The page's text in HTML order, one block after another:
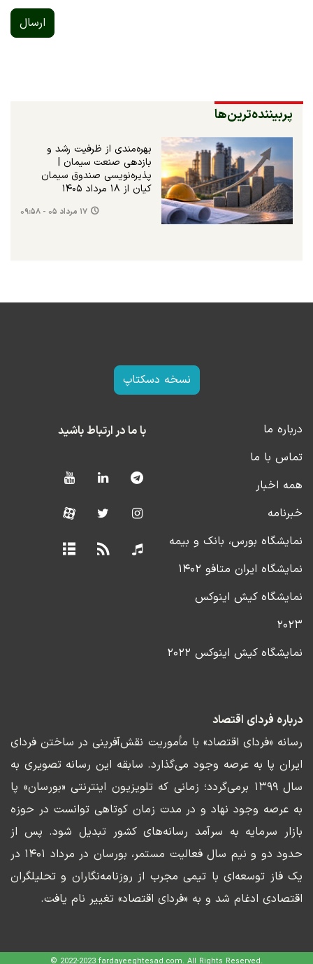
ارسال
پربیننده‌ترین‌ها
بهره‌مندی از ظرفیت رشد و
بازدهی صنعت سیمان |
پذیره‌نویسی صندوق سیمان
کیان از ۱۸ مرداد ۱۴۰۵
۱۷ مرداد ۰۵ - ۰۹:۵۸
نسخه دسکتاپ
درباره ما
تماس با ما
همه اخبار
خبرنامه
نمایشگاه بورس، بانک و بیمه
نمایشگاه ایران متافو ۱۴۰۲
نمایشگاه کیش اینوکس
۲۰۲۳
نمایشگاه کیش اینوکس ۲۰۲۲
با ما در ارتباط باشید
درباره فردای اقتصاد
رسانه «فردای اقتصاد» با مأموریت نقش‌آفرینی در ساختن فردای
ایران پا به عرصه وجود می‌گذارد. سابقه این رسانه تصویری به
سال ۱۳۹۹ برمی‌گردد؛ زمانی که تلویزیون اینترنتی «بورسان» پا
به عرصه وجود نهاد و در مدت زمان کوتاهی توانست در حوزه
بازار سرمایه به سرآمد رسانه‌های کشور تبدیل شود. پس از
حدود دو و نیم سال فعالیت مستمر، بورسان در مرداد ۱۴۰۱ در
یک فاز توسعه‌ای با تیمی مجرب از روزنامه‌نگاران و تحلیلگران
اقتصادی ادغام شد و به «فردای اقتصاد» تغییر نام یافت.